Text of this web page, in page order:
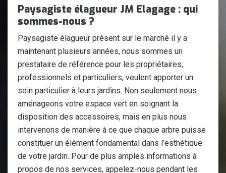
Paysagiste élagueur JM Elagage : qui
sommes-nous ?
Paysagiste élagueur présent sur le marché il y a
maintenant plusieurs années, nous sommes un
prestataire de référence pour les propriétaires,
professionnels et particuliers, veulent apporter un
soin particulier à leurs jardins. Non seulement nous
aménageons votre espace vert en soignant la
disposition des accessoires, mais en plus nous
intervenons de manière à ce que chaque arbre puisse
constituer un élément fondamental dans l’esthétique
de votre jardin. Pour de plus amples informations à
propos de nos services, appelez-nous pendant les